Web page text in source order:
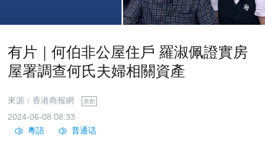
有片｜何伯非公屋住戶 羅淑佩證實房
屋署調查何氏夫婦相關資產
來源：香港商報網 原創
2024-06-08 08:33